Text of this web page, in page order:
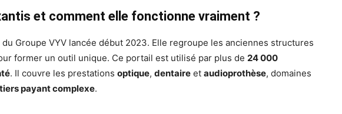
et comment elle fonctionne vraiment ?
Groupe VYV lancée début 2023. Elle regroupe les anciennes structures
former un outil unique. Ce portail est utilisé par plus de 24 000
. Il couvre les prestations optique, dentaire et audioprothèse, domaines
tiers payant complexe.